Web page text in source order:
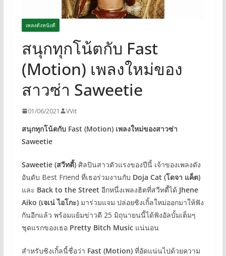
เพลงดังหนังดี
สนุกทุกโน้ตกับ Fast
(Motion) เพลงใหม่ของ
สาวซ่า Saweetie
01/06/2021 VVit
สนุกทุกโน้ตกับ Fast (Motion) เพลงใหม่ของสาวซ่า
Saweetie
Saweetie (สวีทตี้)ศิลปินสาวตัวแรงของปีนี้ เจ้าของเพลงดัง
อันดับ Best Friend ที่เธอร่วมงานกับ Doja Cat (โดจา แค็ต)
และ Back to the Street อีกหนึ่งเพลงฮิตที่สวีทตี้ได้ Jhene
Aiko (เจเน่ ไอโกะ)มาร่วมแจม ปล่อยซิงเกิ้ลใหม่ออกมาให้ฟัง
กันอีกแล้ว พร้อมแย้มข่าวดี 25 มิถุนายนนี้ได้ฟังอัลบั้มเต็มๆ
ชุดแรกของเธอ Pretty Bitch Musicแน่นอน
สำหรับซิงเกิ้ลนี้ชื่อว่า Fast (Motion)ที่อัดแน่นไปด้วยความ